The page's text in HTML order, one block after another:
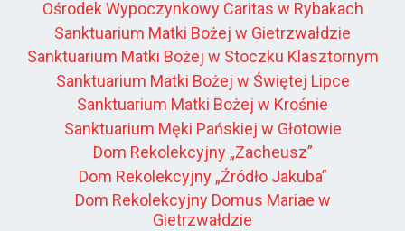
Ośrodek Wypoczynkowy Caritas w Rybakach
Sanktuarium Matki Bożej w Gietrzwałdzie
Sanktuarium Matki Bożej w Stoczku Klasztornym
Sanktuarium Matki Bożej w Świętej Lipce
Sanktuarium Matki Bożej w Krośnie
Sanktuarium Męki Pańskiej w Głotowie
Dom Rekolekcyjny „Zacheusz”
Dom Rekolekcyjny „Źródło Jakuba”
Dom Rekolekcyjny Domus Mariae w
Gietrzwałdzie